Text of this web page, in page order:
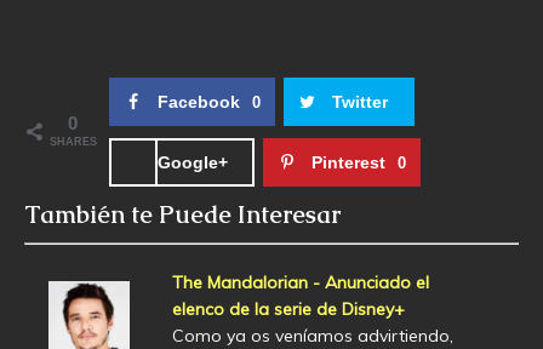
0
SHARES
Facebook 0 Twitter
Google+ Pinterest 0
También te Puede Interesar
The Mandalorian - Anunciado el
elenco de la serie de Disney+
Como ya os veníamos advirtiendo,